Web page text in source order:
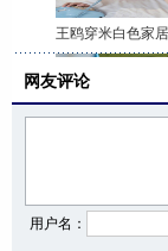
王鸥穿米白色家
网友评论
用户名：